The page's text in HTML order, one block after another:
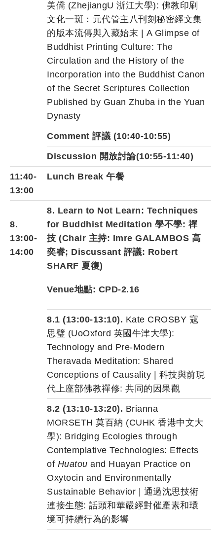
美僑 (ZhejiangU 浙江大學): 佛教印刷
文化一斑：元代管主八刊刻秘密經文集
的版本流傳與入藏始末 | A Glimpse of
Buddhist Printing Culture: The
Circulation and the History of the
Incorporation into the Buddhist Canon
of the Secret Scriptures Collection
Published by Guan Zhuba in the Yuan
Dynasty
Comment 評議 (10:40-10:55)
Discussion 開放討論(10:55-11:40)
11:40-
13:00
Lunch Break 午餐
8.
13:00-
14:00
8. Learn to Not Learn: Techniques
for Buddhist Meditation 學不學: 禪
技 (Chair 主持: Imre GALAMBOS 高
奕睿; Discussant 評議: Robert
SHARF 夏復)
Venue地點: CPD-2.16
8.1 (13:00-13:10). Kate CROSBY 寇
思璧 (UoOxford 英國牛津大學):
Technology and Pre-Modern
Theravada Meditation: Shared
Conceptions of Causality | 科技與前現
代上座部佛教禪修: 共同的因果觀
8.2 (13:10-13:20). Brianna
MORSETH 莫百納 (CUHK 香港中文大
學): Bridging Ecologies through
Contemplative Technologies: Effects
of Huatou and Huayan Practice on
Oxytocin and Environmentally
Sustainable Behavior | 通過沈思技術
連接生態: 話頭和華嚴經對催產素和環
境可持續行為的影響